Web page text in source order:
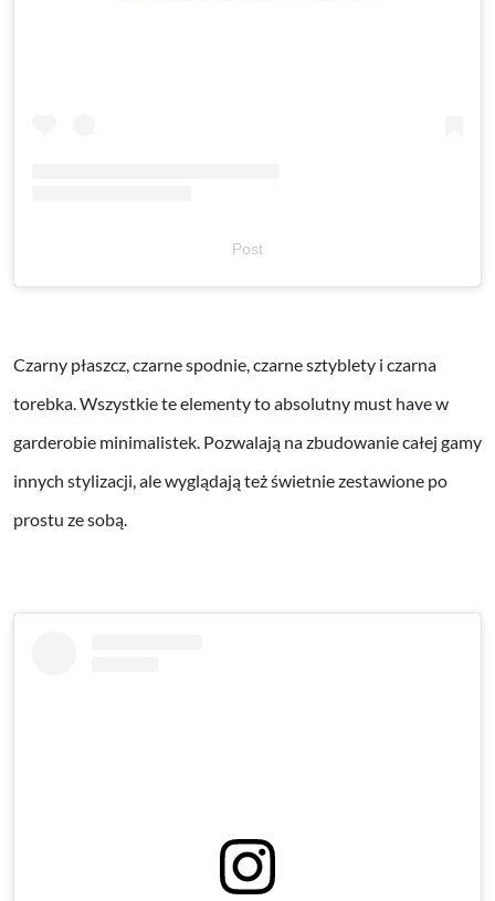
Post
Czarny płaszcz, czarne spodnie, czarne sztyblety i czarna
torebka. Wszystkie te elementy to absolutny must have w
garderobie minimalistek. Pozwalają na zbudowanie całej gamy
innych stylizacji, ale wyglądają też świetnie zestawione po
prostu ze sobą.